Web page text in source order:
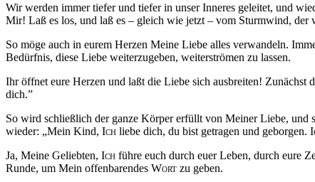
Wir werden immer tiefer und tiefer in unser Inneres geleitet, und
Mir! Laß es los, und laß es – gleich wie jetzt – vom Sturmwind, der
So möge auch in eurem Herzen Meine Liebe alles verwandeln.
Bedürfnis, diese Liebe weiterzugeben, weiterströmen zu lassen.
Ihr öffnet eure Herzen und laßt die Liebe sich ausbreiten!
dich.”
So wird schließlich der ganze Körper erfüllt von Meiner Liebe, und
wieder: „Mein Kind, Ich liebe dich, du bist getragen und geborgen.
Ja, Meine Geliebten, Ich führe euch durch euer Leben, durch eure
Runde, um Mein offenbarendes Wort zu geben.